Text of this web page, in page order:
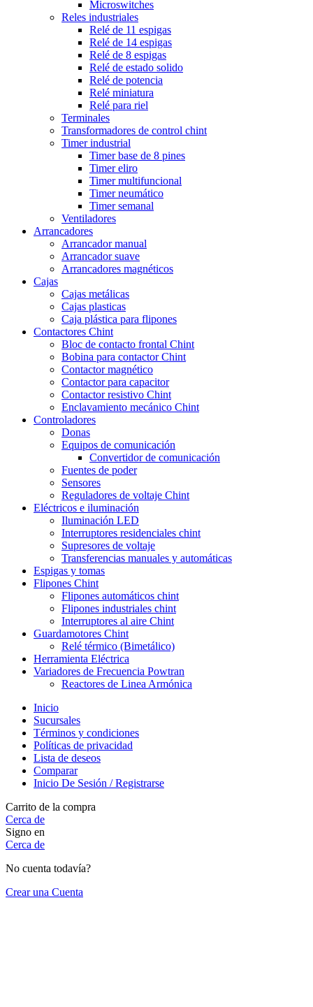
Microswitches
Reles industriales
Relé de 11 espigas
Relé de 14 espigas
Relé de 8 espigas
Relé de estado solido
Relé de potencia
Relé miniatura
Relé para riel
Terminales
Transformadores de control chint
Timer industrial
Timer base de 8 pines
Timer eliro
Timer multifuncional
Timer neumático
Timer semanal
Ventiladores
Arrancadores
Arrancador manual
Arrancador suave
Arrancadores magnéticos
Cajas
Cajas metálicas
Cajas plasticas
Caja plástica para flipones
Contactores Chint
Bloc de contacto frontal Chint
Bobina para contactor Chint
Contactor magnético
Contactor para capacitor
Contactor resistivo Chint
Enclavamiento mecánico Chint
Controladores
Donas
Equipos de comunicación
Convertidor de comunicación
Fuentes de poder
Sensores
Reguladores de voltaje Chint
Eléctricos e iluminación
Iluminación LED
Interruptores residenciales chint
Supresores de voltaje
Transferencias manuales y automáticas
Espigas y tomas
Flipones Chint
Flipones automáticos chint
Flipones industriales chint
Interruptores al aire Chint
Guardamotores Chint
Relé térmico (Bimetálico)
Herramienta Eléctrica
Variadores de Frecuencia Powtran
Reactores de Linea Armónica
Inicio
Sucursales
Términos y condiciones
Políticas de privacidad
Lista de deseos
Comparar
Inicio De Sesión / Registrarse
Carrito de la compra
Cerca de
Signo en
Cerca de
No cuenta todavía?
Crear una Cuenta